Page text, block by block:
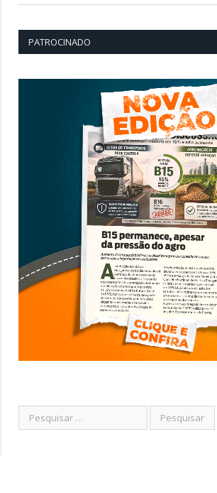
PATROCINADO